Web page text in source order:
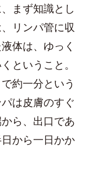
まず知識とし
リンパ管に収
体は、ゆっく
ということ。
約一分という
は皮膚のすぐ
ら、出口であ
から一日かか